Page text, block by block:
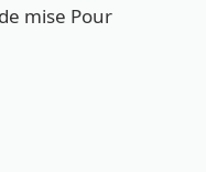
mise Pour